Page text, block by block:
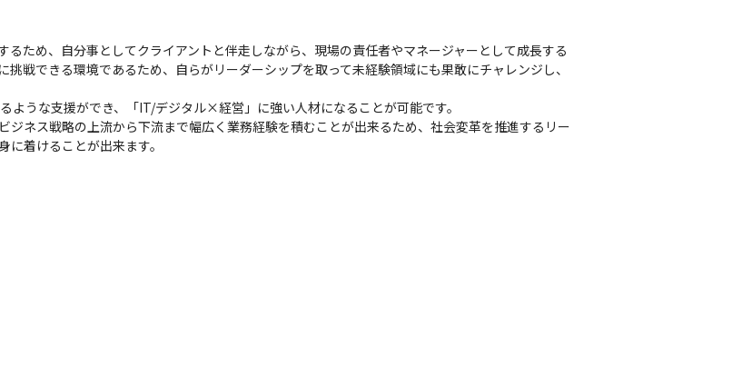
るため、自分事としてクライアントと伴走しながら、現場の責任者やマネージャーとして成長する
戦できる環境であるため、自らがリーダーシップを取って未経験領域にも果敢にチャレンジし、
ような支援ができ、「IT/デジタル×経営」に強い人材になることが可能です。
ジネス戦略の上流から下流まで幅広く業務経験を積むことが出来るため、社会変革を推進するリー
着けることが出来ます。